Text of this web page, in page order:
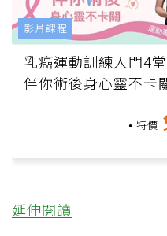
乳癌運動訓練入門4
伴你術後身心靈不卡
特價
影片課程
延伸閱讀